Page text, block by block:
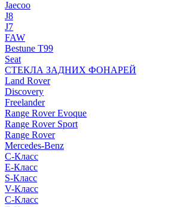
Jaecoo
J8
J7
FAW
Bestune T99
Seat
СТЕКЛА ЗАДНИХ ФОНАРЕЙ
Land Rover
Discovery
Freelander
Range Rover Evoque
Range Rover Sport
Range Rover
Mercedes-Benz
C-Класс
E-Класс
S-Класс
V-Класс
C-Класс